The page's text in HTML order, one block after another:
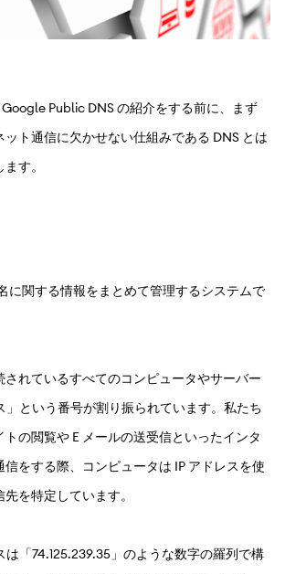
Public DNS の紹介をする前に、まず
ト通信に欠かせない仕組みである DNS とは
す。
に関する情報をまとめて管理するシステムで
されているすべてのコンピュータやサーバー
」という番号が割り振られています。私たち
の閲覧や E メールの送受信といったインタ
をする際、コンピュータは IP アドレスを使
を特定しています。
は「74.125.239.35」のような数字の羅列で構